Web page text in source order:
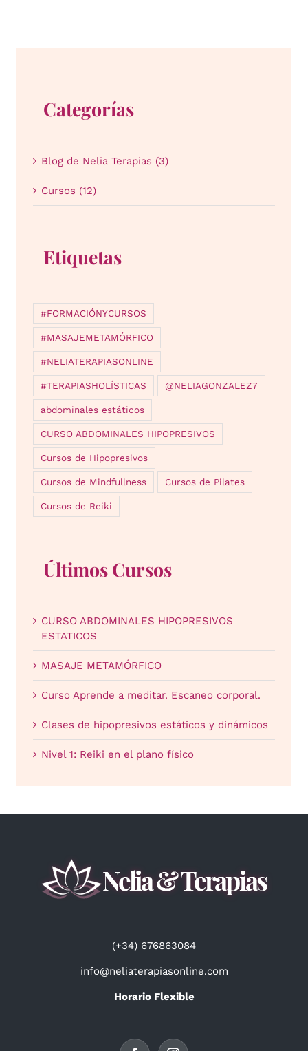
Categorías
Blog de Nelia Terapias (3)
Cursos (12)
Etiquetas
#FORMACIÓNYCURSOS
#MASAJEMETAMÓRFICO
#NELIATERAPIASONLINE
#TERAPIASHOLÍSTICAS @NELIAGONZALEZ7
abdominales estáticos
CURSO ABDOMINALES HIPOPRESIVOS
Cursos de Hipopresivos
Cursos de Mindfullness Cursos de Pilates
Cursos de Reiki
Últimos Cursos
CURSO ABDOMINALES HIPOPRESIVOS
ESTATICOS
MASAJE METAMÓRFICO
Curso Aprende a meditar. Escaneo corporal.
Clases de hipopresivos estáticos y dinámicos
Nivel 1: Reiki en el plano físico
(+34) 676863084
info@neliaterapiasonline.com
Horario Flexible